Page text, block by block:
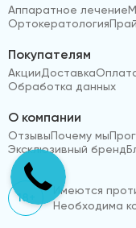
Аппаратное лечение
Ортокератология
Покупателям
АкцииДоставка
Обработка данных
О компании
ОтзывыПочему мы
Эксклюзивный бренд
18+
Имеются
Необходима